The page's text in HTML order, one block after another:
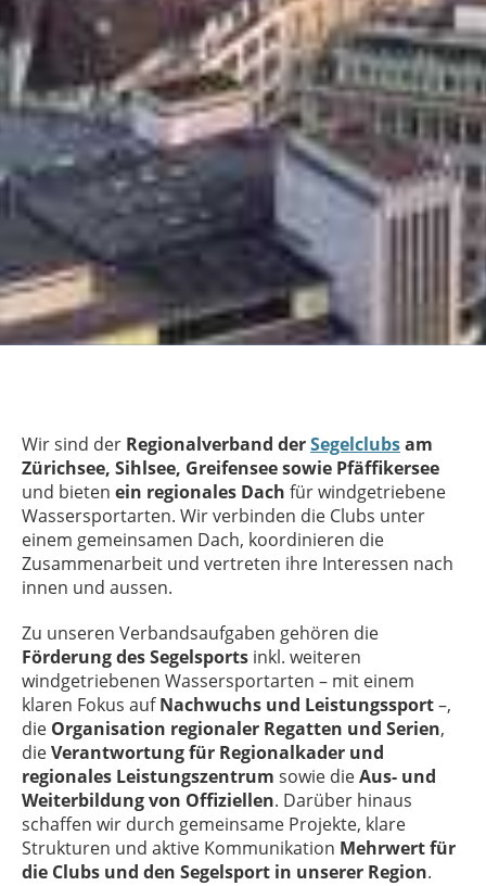
Wir sind der Regionalverband derSegelclubsam
Zürichsee, Sihlsee, Greifensee sowie Pfäffikersee
und bieten ein regionales Dach für windgetriebene
Wassersportarten. Wir verbinden die Clubs unter
einem gemeinsamen Dach, koordinieren die
Zusammenarbeit und vertreten ihre Interessen nach
innen und aussen.
Zu unseren Verbandsaufgaben gehören die
Förderung des Segelsports inkl. weiteren
windgetriebenen Wassersportarten – mit einem
klaren Fokus aufNachwuchs und Leistungssport–,
die Organisation regionaler Regatten und Serien,
dieVerantwortung für Regionalkader und
regionales Leistungszentrum sowie dieAus- und
Weiterbildung von Offiziellen. Darüber hinaus
schaffen wir durch gemeinsame Projekte, klare
Strukturen und aktive Kommunikation Mehrwert für
die Clubs und den Segelsport in unserer Region.